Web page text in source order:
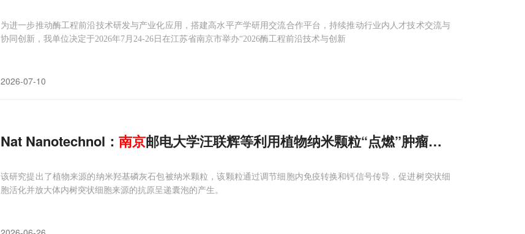
为进一步推动酶工程前沿技术研发与产业化应用，搭建高水平产学研用交流合作平台，持续推动行业内人才技术交流与
协同创新，我单位决定于2026年7月24-26日在江苏省南京市举办“2026酶工程前沿技术与创新
2026-07-10
Nat Nanotechnol： 南京邮电大学汪联辉等利用植物纳米颗粒“点燃”肿瘤内树突状细胞
该研究提出了植物来源的纳米羟基磷灰石包被纳米颗粒，该颗粒通过调节细胞内免疫转换和钙信号传导，促进树突状细
胞活化并放大体内树突状细胞来源的抗原呈递囊泡的产生。